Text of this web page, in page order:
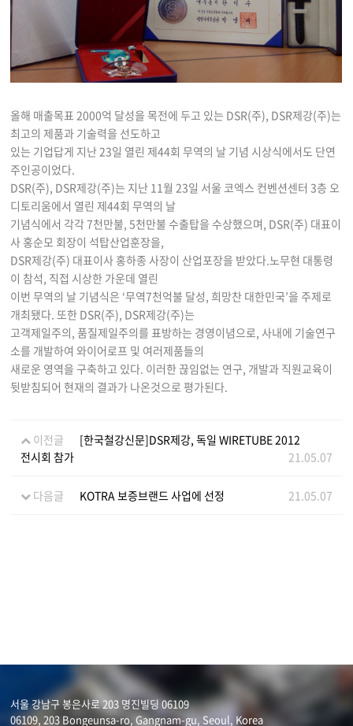
올해 매출목표 2000억 달성을 목전에 두고 있는 DSR(주), DSR제강(주)는
최고의 제품과 기술력을 선도하고
있는 기업답게 지난 23일 열린 제44회 무역의 날 기념 시상식에서도 단연
주인공이었다.
DSR(주), DSR제강(주)는 지난 11월 23일 서울 코엑스 컨벤션센터 3층 오
디토리움에서 열린 제44회 무역의 날
기념식에서 각각 7천만불, 5천만불 수출탑을 수상했으며, DSR(주) 대표이
사 홍순모 회장이 석탑산업훈장을,
DSR제강(주) 대표이사 홍하종 사장이 산업포장을 받았다.노무현 대통령
이 참석, 직접 시상한 가운데 열린
이번 무역의 날 기념식은 ‘무역7천억불 달성, 희망찬 대한민국’을 주제로
개최됐다. 또한 DSR(주), DSR제강(주)는
고객제일주의, 품질제일주의를 표방하는 경영이념으로, 사내에 기술연구
소를 개발하여 와이어로프 및 여러제품들의
새로운 영역을 구축하고 있다. 이러한 끊임없는 연구, 개발과 직원교육이
뒷받침되어 현재의 결과가 나온것으로 평가된다.
이전글
[한국철강신문]DSR제강, 독일 WIRETUBE 2012
전시회 참가
21.05.07
다음글 KOTRA 보증브랜드 사업에 선정 21.05.07
서울 강남구 봉은사로 203 명진빌딩 06109
06109, 203 Bongeunsa-ro, Gangnam-gu, Seoul, Korea